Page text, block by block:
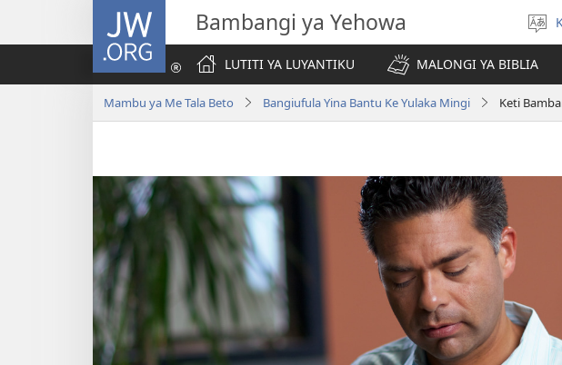
JW.ORG Bambangi ya Yehowa
LUTITI YA LUYANTIKU
MALONGI YA BIBLIA
Mambu ya Me Tala Beto Bangiufula Yina Bantu Ke Yulaka Mingi Keti